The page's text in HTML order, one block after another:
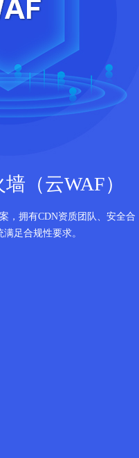
（云WAF）
，拥有CDN资质团队、安全合
足合规性要求。